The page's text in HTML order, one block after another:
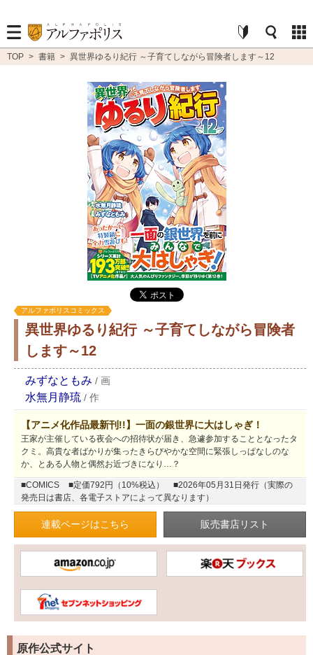
TOP > 書籍 > 異世界ゆるり紀行 ～子育てしながら冒険者します～12
アルファポリスコミックス
異世界ゆるり紀行 ～子育てしながら冒険者
します～12
みずなともみ / 画
水無月静琉 / 作
【アニメ化作品最新刊!!】一面の銀世界に大はしゃぎ！
王家が主催している夜会への招待状が届き、急遽参加することとなったタ
クミ。高貴な者ばかりが集ったきらびやかな空間に緊張しっぱなしのな
か、とある人物と偶然お近づきになり…？
■COMICS ■定価792円（10%税込）
■2026年05月31日発行（実際の
発売日は書店、各電子ストアによって異なります）
連載ページはこちら
原作公式サイト